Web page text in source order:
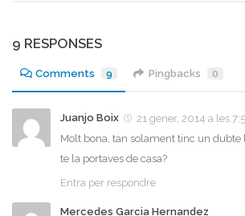
9 RESPONSES
Comments 9 Pingbacks 0
Juanjo Boix
21 gener, 2014 a les
Molt bona, tan solament tinc un dubte
te la portaves de casa?
Entra per respondre
Mercedes Garcia Hernandez